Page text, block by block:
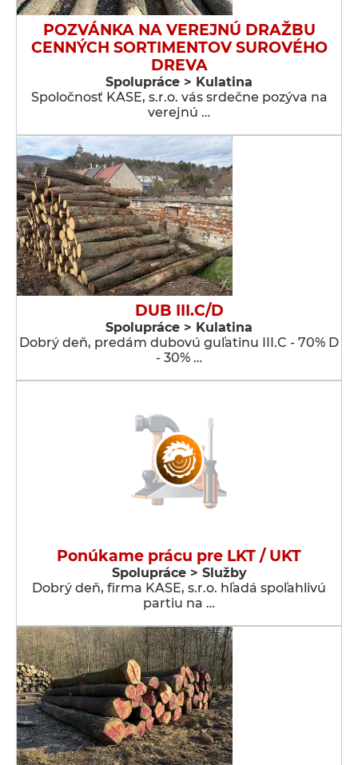
POZVÁNKA NA VEREJNÚ DRAŽBU
CENNÝCH SORTIMENTOV SUROVÉHO
DREVA
Spolupráce > Kulatina
Spoločnosť KASE, s.r.o. vás srdečne pozýva na
verejnú …
DUB III.C/D
Spolupráce > Kulatina
Dobrý deň, predám dubovú guľatinu III.C - 70% D
- 30% …
Ponúkame prácu pre LKT / UKT
Spolupráce > Služby
Dobrý deň, firma KASE, s.r.o. hľadá spoľahlivú
partiu na …